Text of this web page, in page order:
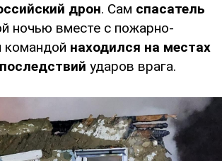
дрон. Сам спасатель
ночью вместе с пожарно-
командой находился на местах
ударов врага.